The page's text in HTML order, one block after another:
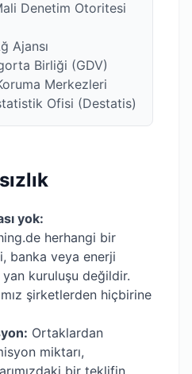
Denetim Otoritesi
Ajansı
Birliği (GDV)
Merkezleri
Ofisi (Destatis)
yok:
herhangi bir
banka veya enerji
yan kuruluşu değildir.
şirketlerden hiçbirine
Ortaklardan
miktarı,
bir teklifin